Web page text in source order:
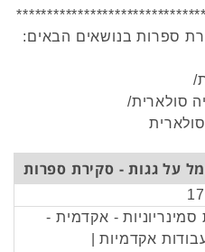
ספרות בנושאים הבאים:
סולארית/
על גגות - סקירת ספרות
סמינריוניות - אקדמית -
אקדמיות |